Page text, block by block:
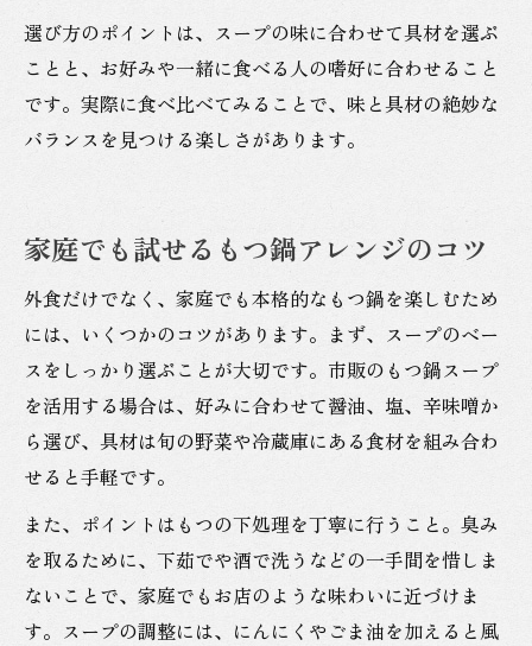
選び方のポイントは、スープの味に合わせて具材を選ぶ
ことと、お好みや一緒に食べる人の嗜好に合わせること
です。実際に食べ比べてみることで、味と具材の絶妙な
バランスを見つける楽しさがあります。
家庭でも試せるもつ鍋アレンジのコツ
外食だけでなく、家庭でも本格的なもつ鍋を楽しむため
には、いくつかのコツがあります。まず、スープのベー
スをしっかり選ぶことが大切です。市販のもつ鍋スープ
を活用する場合は、好みに合わせて醤油、塩、辛味噌か
ら選び、具材は旬の野菜や冷蔵庫にある食材を組み合わ
せると手軽です。
また、ポイントはもつの下処理を丁寧に行うこと。臭み
を取るために、下茹でや酒で洗うなどの一手間を惜しま
ないことで、家庭でもお店のような味わいに近づけま
す。スープの調整には、にんにくやごま油を加えると風